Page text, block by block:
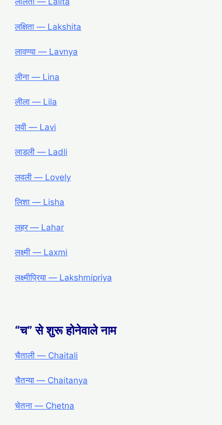
लक्षिता ― Lakshita
लावण्या ― Lavnya
लीना ― Lina
लीला ― Lila
लवी ― Lavi
लाडली ― Ladli
लवली ― Lovely
लिशा ― Lisha
लहर ― Lahar
लक्ष्मी ― Laxmi
लक्ष्मीप्रिया ― Lakshmipriya
“च” से शुरू होनेवाले नाम
चैताली ― Chaitali
चैतन्या ― Chaitanya
चेतना ― Chetna